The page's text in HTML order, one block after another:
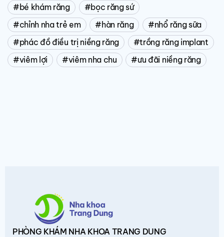
bé khám răng
bọc răng sứ
chỉnh nha trẻ em
hàn răng
nhổ răng sữa
phác đồ điều trị niềng răng
trồng răng implant
viêm lợi
viêm nha chu ưu đãi niềng răng
PHÒNG KHÁM NHA KHOA TRANG DUNG